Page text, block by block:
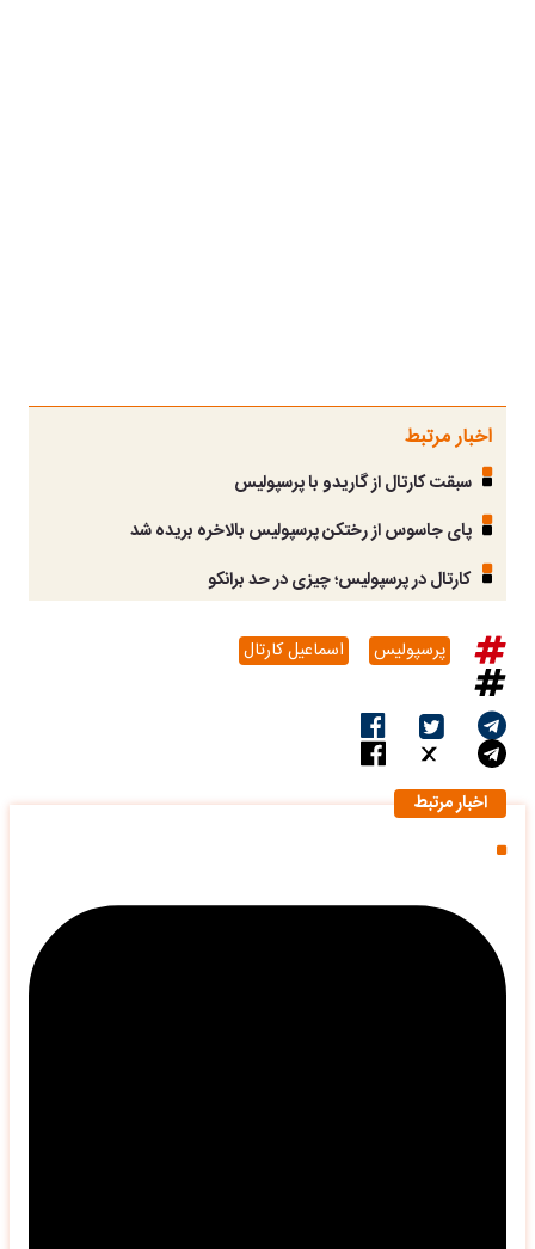
اخبار مرتبط
سبقت کارتال از گاریدو با پرسپولیس
پای جاسوس از رختکن پرسپولیس بالاخره بریده شد
کارتال در پرسپولیس؛ چیزی در حد برانکو
پرسپولیس اسماعیل کارتال
اخبار مرتبط